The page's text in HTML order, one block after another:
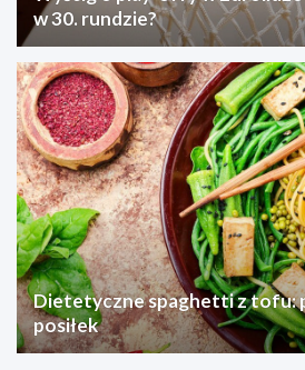
w 30. rundzie?
Dietetyczne spaghetti z tofu:
posiłek